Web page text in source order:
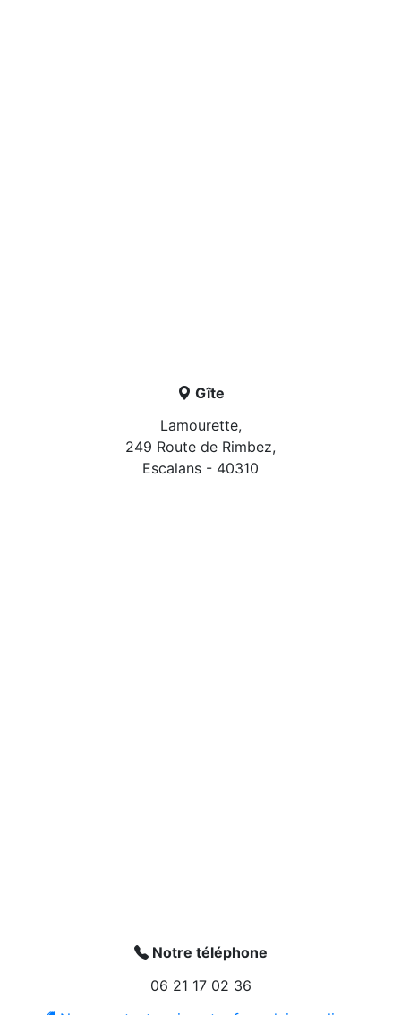
Gîte
Lamourette,
249 Route de Rimbez,
Escalans - 40310
Notre téléphone
06 21 17 02 36